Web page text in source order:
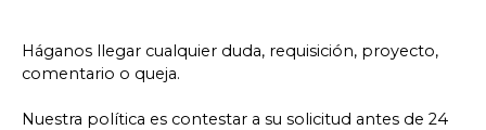
Háganos llegar cualquier duda, requisición, proyecto,
comentario o queja.
Nuestra política es contestar a su solicitud antes de 24